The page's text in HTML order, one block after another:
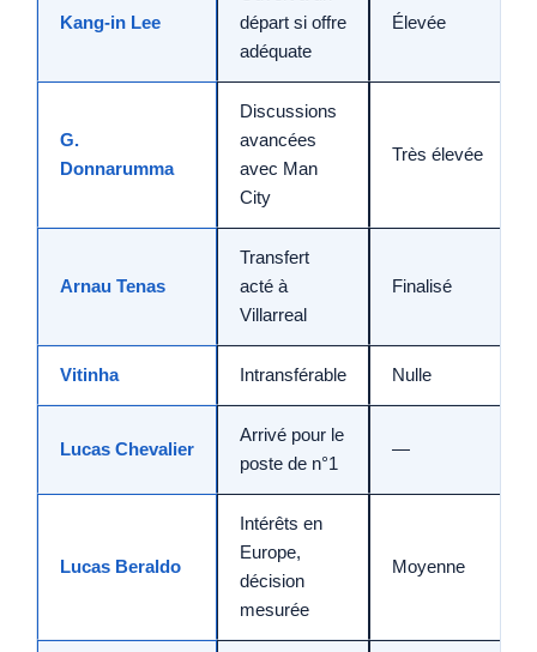
Kang-in Lee
départ si offre
adéquate
Élevée
G.
Donnarumma
Discussions
avancées
avec Man
City
Très élevée
Arnau Tenas
Transfert
acté à
Villarreal
Finalisé
Vitinha Intransférable Nulle
Lucas Chevalier
Arrivé pour le
poste de n°1
—
Lucas Beraldo
Intérêts en
Europe,
décision
mesurée
Moyenne